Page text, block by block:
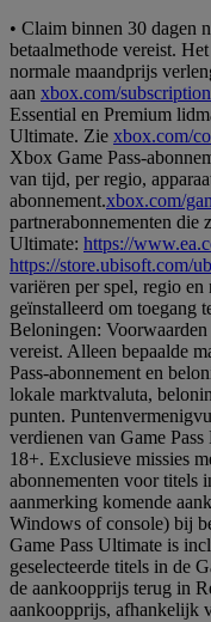
• Claim binnen 30 dagen
betaalmethode vereist.
normale maandprijs
aan xbox.com/
Essential en Premium
Ultimate. Zie xbox.com/
Xbox Game Pass-
van tijd, per regio,
abonnement.xbox.com/
partnerabonnementen die
Ultimate: https://
https://store.ubisoft.com/
variëren per spel, regio
geïnstalleerd om toegang
Beloningen:
vereist. Alleen bepaalde
Pass-abonnement en
lokale marktvaluta,
punten.
verdienen van Game
18+. Exclusieve missies
abonnementen voor titels
aanmerking komende
Windows of console) bij
Game Pass Ultimate is
geselecteerde titels in de
de aankoopprijs terug in
aankoopprijs, afhankelijk